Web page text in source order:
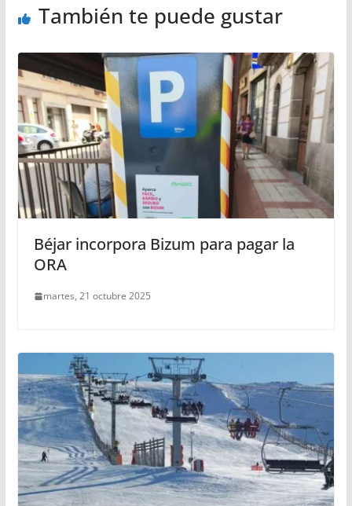
También te puede gustar
Béjar incorpora Bizum para pagar la
ORA
martes, 21 octubre 2025